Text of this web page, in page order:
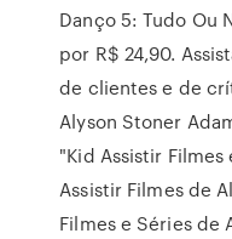
Danço 5: Tudo Ou
por R$ 24,90.
de clientes e de
Alyson Stoner
"Kid Assistir
Assistir Filmes de
Filmes e Séries de